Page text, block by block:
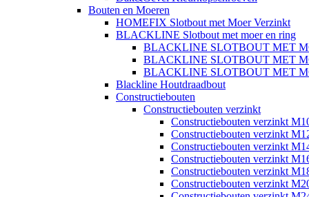
Bouten en Moeren
HOMEFIX Slotbout met Moer Verzinkt
BLACKLINE Slotbout met moer en ring
BLACKLINE SLOTBOUT MET
BLACKLINE SLOTBOUT MET
BLACKLINE SLOTBOUT MET
Blackline Houtdraadbout
Constructiebouten
Constructiebouten verzinkt
Constructiebouten verzinkt
Constructiebouten verzinkt
Constructiebouten verzinkt
Constructiebouten verzinkt
Constructiebouten verzinkt
Constructiebouten verzinkt